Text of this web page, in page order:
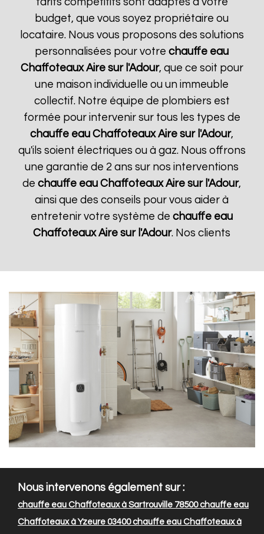
budget, que vous soyez propriétaire ou
locataire. Nous vous proposons des solutions
personnalisées pour votrechauffe eau
Chaffoteaux Aire sur l'Adour, que ce soit pour
une maison individuelle ou un immeuble
collectif. Notre équipe de plombiers est
formée pour intervenir sur tous les types de
chauffe eau Chaffoteaux Aire sur l'Adour,
qu'ils soient électriques ou à gaz. Nous offrons
une garantie de 2 ans sur nos interventions
dechauffe eau Chaffoteaux Aire sur l'Adour,
ainsi que des conseils pour vous aider à
entretenir votre système dechauffe eau
Chaffoteaux Aire sur l'Adour. Nos clients
Nous intervenons également sur :
chauffe eau Chaffoteaux à Sartrouville 78500chauffe eau
Chaffoteaux à Yzeure 03400chauffe eau Chaffoteaux à